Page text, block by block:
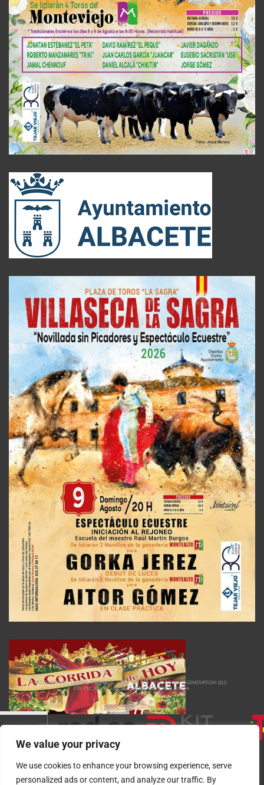
We value your privacy
We use cookies to enhance your browsing experience, serve
personalized ads or content, and analyze our traffic. By